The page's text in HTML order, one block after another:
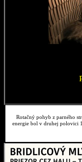
Rotačný pohyb z parného
energie bol v druhej polovici